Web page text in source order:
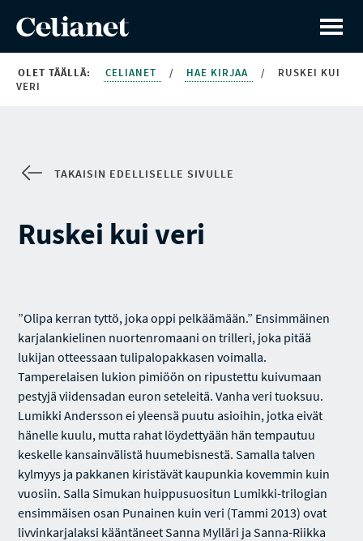
OLET TÄÄLLÄ: CELIANET / HAE KIRJAA /
RUSKEI KUI
VERI
TAKAISIN EDELLISELLE SIVULLE
Ruskei kui veri
”Olipa kerran tyttö, joka oppi pelkäämään.” Ensimmäinen
karjalankielinen nuortenromaani on trilleri, joka pitää
lukijan otteessaan tulipalopakkasen voimalla.
Tamperelaisen lukion pimiöön on ripustettu kuivumaan
pestyjä viidensadan euron seteleitä. Vanha veri tuoksuu.
Lumikki Andersson ei yleensä puutu asioihin, jotka eivät
hänelle kuulu, mutta rahat löydettyään hän tempautuu
keskelle kansainvälistä huumebisnestä. Samalla talven
kylmyys ja pakkanen kiristävät kaupunkia kovemmin kuin
vuosiin. Salla Simukan huippusuositun Lumikki-trilogian
ensimmäisen osan Punainen kuin veri (Tammi 2013) ovat
livvinkarjalaksi kääntäneet Sanna Mylläri ja Sanna-Riikka